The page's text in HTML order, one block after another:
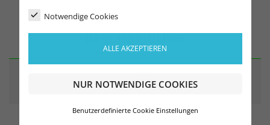
Notwendige Cookies
ALLE AKZEPTIEREN
NUR NOTWENDIGE COOKIES
Benutzerdefinierte Cookie Einstellungen
BESCHREIBUNG
ARTIKELDETAILS